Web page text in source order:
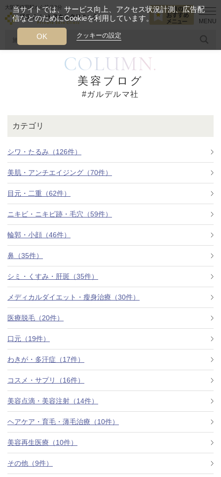
大阪西梅田駅から徒歩2分
糸リフト ヒアルロン酸
今月のおすすめメニュー
クリニックについて
料金一覧
施術症例
初めての方へ
お悩みで探す
医師紹介
アクセス
西梅田から徒歩2分
ついて
ガルデルマ社
COLUMN.
美容ブログ
#ガルデルマ社
カテゴリ
シワ・たるみ（126件）
美肌・アンチエイジング（70件）
目元・二重（62件）
ニキビ・ニキビ跡・毛穴（59件）
輪郭・小顔（46件）
鼻（35件）
シミ・くすみ・肝斑（35件）
メディカルダイエット・瘦身治療（30件）
医療脱毛（20件）
口元（19件）
わきが・多汗症（17件）
コスメ・サプリ（16件）
美容点滴・美容注射（14件）
ヘアケア・育毛・薄毛治療（10件）
美容再生医療（10件）
その他（9件）
当サイトでは、サービス向上、アクセス状況計測、広告配
信などのためにCookieを利用しています。
クッキーの設定
OK